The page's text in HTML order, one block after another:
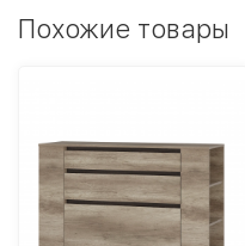
Похожие товары